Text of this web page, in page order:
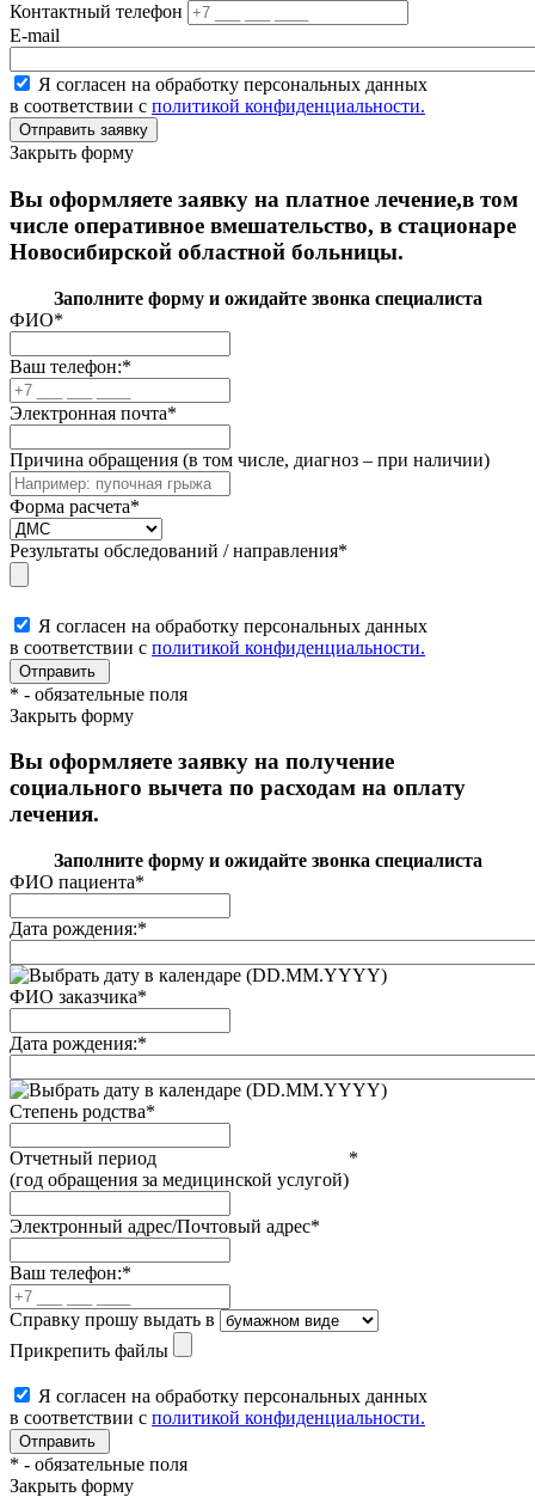
Контактный телефон
E-mail
Я согласен на обработку персональных данных
в соответствии с политикой конфиденциальности.
Закрыть форму
Вы оформляете заявку на платное лечение,в том
числе оперативное вмешательство, в стационаре
Новосибирской областной больницы.
Заполните форму и ожидайте звонка специалиста
ФИО*
Ваш телефон:*
Электронная почта*
Причина обращения (в том числе, диагноз – при наличии)
Форма расчета*
Результаты обследований / направления*
Я согласен на обработку персональных данных
в соответствии с политикой конфиденциальности.
* - обязательные поля
Закрыть форму
Вы оформляете заявку на получение
социального вычета по расходам на оплату
лечения.
Заполните форму и ожидайте звонка специалиста
ФИО пациента*
Дата рождения:*
(DD.MM.YYYY)
ФИО заказчика*
Дата рождения:*
(DD.MM.YYYY)
Степень родства*
Отчетный период
(год обращения за медицинской услугой)
*
Электронный адрес/Почтовый адрес*
Ваш телефон:*
Справку прошу выдать в
Прикрепить файлы
Я согласен на обработку персональных данных
в соответствии с политикой конфиденциальности.
* - обязательные поля
Закрыть форму